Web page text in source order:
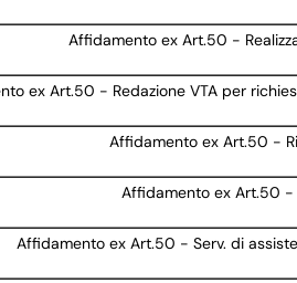
Affidamento ex Art.50 -
ex Art.50 - Redazione VTA per
Affidamento ex Art.50 -
Affidamento ex Art.50 -
Affidamento ex Art.50 - Serv. di